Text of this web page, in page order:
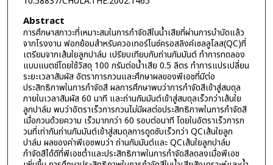
Abstract
การศึกษาสภาวะที่เหมาะสมในการกำจัดสีในน้ำเสียที่ผ่านการบำบัดแล้ว
จากโรงงาน ฟอกย้อมสำหรับควอเทอร์ไนซ์ครอสลิงค์เซลลูโลส(QC)ที่
เตรียมจากเส้นใยลูกปาล์ม เปรียบเทียบกับถ่านกัมมันต์ ทำการทดลอง
แบบแบตช์โดยใช้วัสดุ 100 กรัมต่อน้ำเสีย 0.5 ลิตร ทำการแปรเปลี่ยน
ระยะเวลาสัมผัส อัตราการกวนและศึกษาผลของพีเอชที่มีต่อ
ประสิทธิภาพในการกำจัดสี ผลการศึกษาพบว่าการกำจัดสีเข้าสู่สมดุล
ภายในเวลาสัมผัส 60 นาที และถ่านกัมมันต์เข้าสู่สมดุลเร็วกว่าเส้นใย
ลูกปาล์ม พบว่าอัตราเร็วการกวนไม่มีผลต่อประสิทธิภาพในการกำจัดสี
เมื่อกวนด้วยความ เร็วมากกว่า 60 รอบต่อนาที โดยในอัตราเร็วการก
วนที่เท่ากันถ่านกัมมันต์เข้าสู่สมดุลการดูดซับเร็วกว่า QCเส้นใยลูก
ปาล์ม ผลของค่าพีเอชพบว่า ถ่านกัมมันต์และ QCเส้นใยลูกปาล์ม
กำจัดสีได้ดีที่พีเอชต่ำและประสิทธิภาพในการกำจัดสีลดลงเมื่อพีเอช